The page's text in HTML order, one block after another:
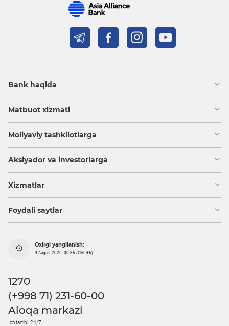
Bank haqida
Matbuot xizmati
Moliyaviy tashkilotlarga
Aksiyador va investorlarga
Xizmatlar
Foydali saytlar
Oxirgi yangilanish:
9 August 2026, 00:35 (GMT+5)
1270
(+998 71) 231-60-00
Aloqa markazi
Ish tartibi: 24/7